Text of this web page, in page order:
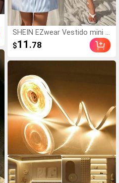
SHEIN EZwear Vestido mini si
n espalda y sin mangas con r
ayas azules tejido para mujer
$11 .78